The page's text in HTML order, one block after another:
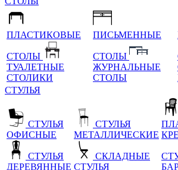
ПЛАСТИКОВЫЕ
СТОЛЫ
ТУАЛЕТНЫЕ
СТОЛИКИ
ПИСЬМЕННЫЕ
СТОЛЫ
ЖУРНАЛЬНЫЕ
СТОЛЫ
СТУЛЬЯ
СТУЛЬЯ
ОФИСНЫЕ
СТУЛЬЯ
ДЕРЕВЯННЫЕ
СТУЛЬЯ
МЕТАЛЛИЧЕСКИЕ
СКЛАДНЫЕ
СТУЛЬЯ